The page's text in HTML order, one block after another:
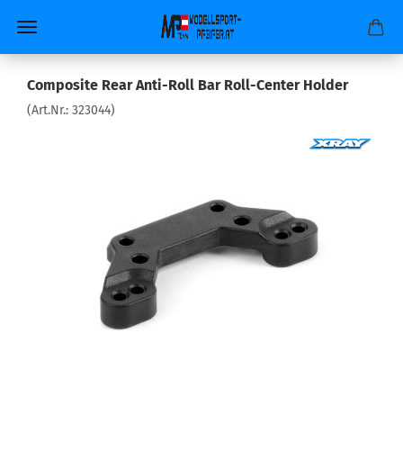
Composite Rear Anti-Roll Bar Roll-Center Holder
(Art.Nr.: 323044)